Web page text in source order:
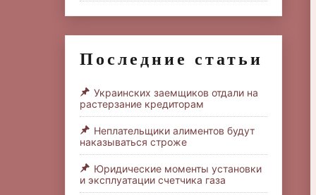
Последние статьи
Украинских заемщиков отдали на
растерзание кредиторам
Неплательщики алиментов будут
наказываться строже
Юридические моменты установки
и эксплуатации счетчика газа